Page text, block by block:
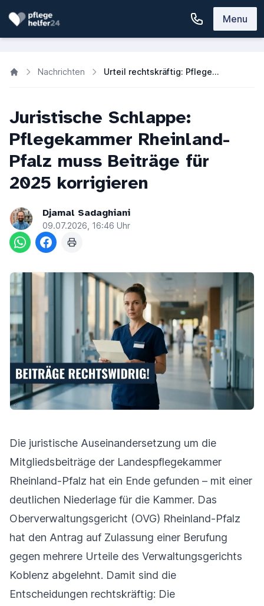
Menu
Nachrichten Urteil rechtskräftig: Pflegekammer RLP muss Beiträge 2025 korrigieren
Juristische Schlappe:
Pflegekammer Rheinland-
Pfalz muss Beiträge für
2025 korrigieren
Djamal Sadaghiani
09.07.2026, 16:46 Uhr
Die juristische Auseinandersetzung um die
Mitgliedsbeiträge der Landespflegekammer
Rheinland-Pfalz hat ein Ende gefunden – mit einer
deutlichen Niederlage für die Kammer. Das
Oberverwaltungsgericht (OVG) Rheinland-Pfalz
hat den Antrag auf Zulassung einer Berufung
gegen mehrere Urteile des Verwaltungsgerichts
Koblenz abgelehnt. Damit sind die
Entscheidungen rechtskräftig: Die